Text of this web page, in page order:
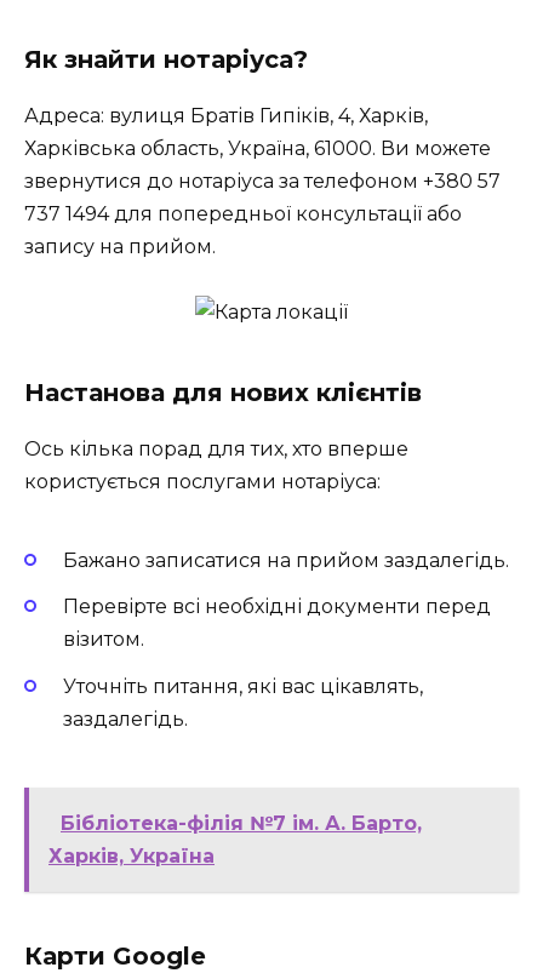
Як знайти нотаріуса?
Адреса: вулиця Братів Гипіків, 4, Харків,
Харківська область, Україна, 61000. Ви можете
звернутися до нотаріуса за телефоном +380 57
737 1494 для попередньої консультації або
запису на прийом.
Настанова для нових клієнтів
Ось кілька порад для тих, хто вперше
користується послугами нотаріуса:
Бажано записатися на прийом заздалегідь.
Перевірте всі необхідні документи перед
візитом.
Уточніть питання, які вас цікавлять,
заздалегідь.
Бібліотека-філія №7 ім. А. Барто,
Харків, Україна
Карти Google